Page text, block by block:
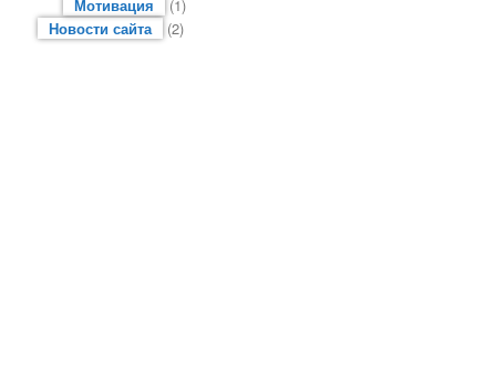
Мотивация
(1)
Новости сайта
(2)